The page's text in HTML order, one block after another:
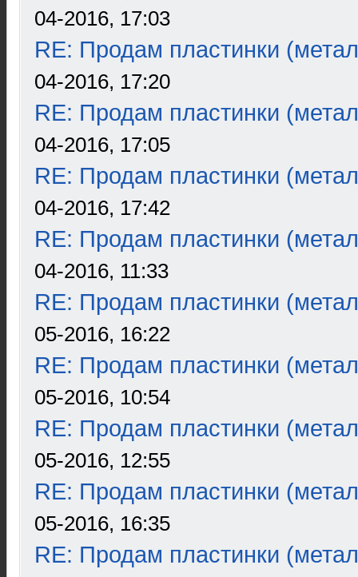
04-2016, 17:03
RE: Продам пластинки
04-2016, 17:20
RE: Продам пластинки
04-2016, 17:05
RE: Продам пластинки
04-2016, 17:42
RE: Продам пластинки
04-2016, 11:33
RE: Продам пластинки
05-2016, 16:22
RE: Продам пластинки
05-2016, 10:54
RE: Продам пластинки
05-2016, 12:55
RE: Продам пластинки
05-2016, 16:35
RE: Продам пластинки